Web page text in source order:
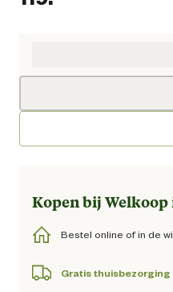
Kopen bij
Bestel online of in de
Gratis thuisbezorging